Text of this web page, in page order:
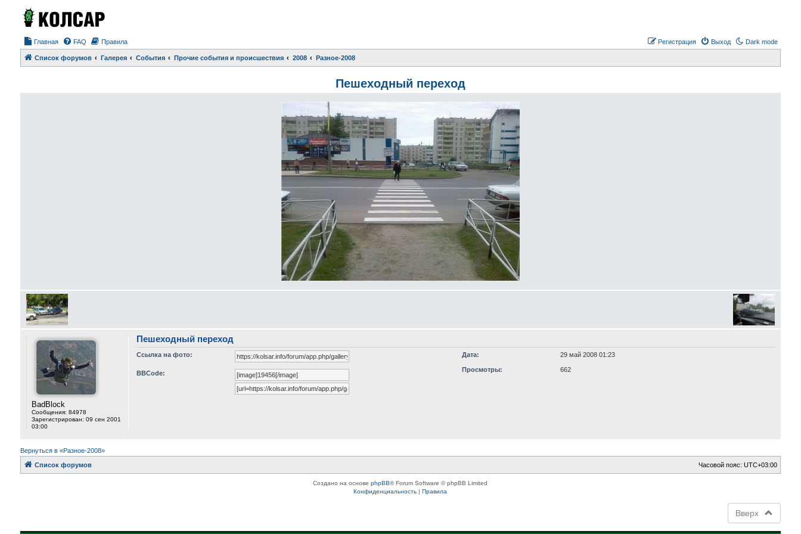
Главная Dark mode
FAQ Правила Выход
Регистрация
Список форумов Галерея События Прочие события и происшествия 2008 Разное-2008
Пешеходный переход
BadBlock
Сообщения: 84978
Зарегистрирован: 09 сен 2001
03:00
Пешеходный переход
Дата: 29 май 2008 01:23
Ссылка на фото:
Просмотры: 662
BBCode:
Вернуться в «Разное-2008»
Список форумов
Часовой пояс:UTC+03:00
Создано на основеphpBB® Forum Software © phpBB Limited
Конфиденциальность |Правила
Вверх